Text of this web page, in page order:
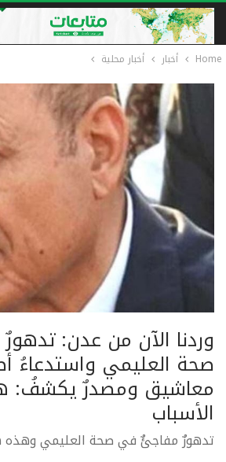
Home أخبار أخبار محلية
وردنا الآن من عدن:
صحة العليمي واستدعاءُ
معاشيق ومصدرٌ
الأسباب
تدهورٌ مفاجئٌ في صحة العليمي وهذه